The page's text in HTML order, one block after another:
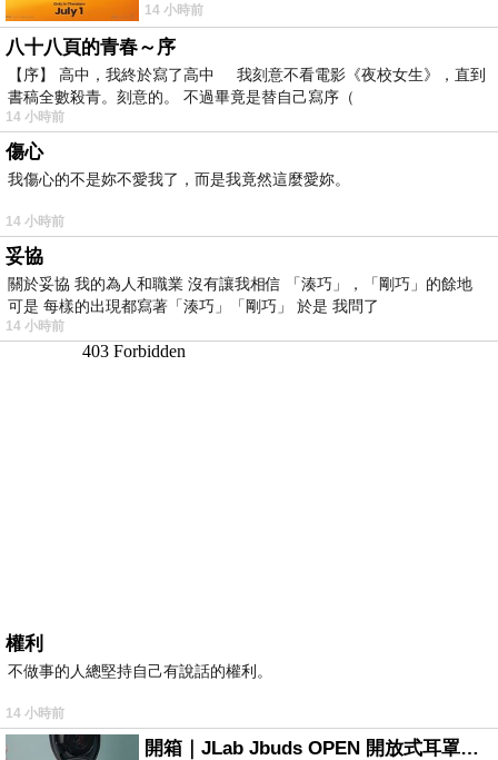
年人臉孔」的畫了。 六月底
14 小時前
八十八頁的青春～序
【序】 高中，我終於寫了高中 我刻意不看電影《夜校女生》，直到
書稿全數殺青。刻意的。 不過畢竟是替自己寫序（
14 小時前
傷心
我傷心的不是妳不愛我了，而是我竟然這麼愛妳。
14 小時前
妥協
關於妥協 我的為人和職業 沒有讓我相信 「湊巧」，「剛巧」的餘地
可是 每樣的出現都寫著「湊巧」「剛巧」 於是 我問了
14 小時前
權利
不做事的人總堅持自己有說話的權利。
14 小時前
開箱｜JLab Jbuds OPEN 開放式耳罩藍牙耳機 - 設計美學，輕巧、透氣、環境音全物理達成！